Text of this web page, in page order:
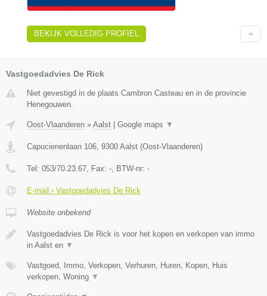
BEKIJK VOLLEDIG PROFIEL
Vastgoedadvies De Rick
Niet gevestigd in de plaats Cambron Casteau en in de provincie
Henegouwen.
Oost-Vlaanderen » Aalst Google maps ▼
Capucienenlaan 106 9300 Aalst (Oost-Vlaanderen)
Tel: 053/70.23.67 , Fax: - , BTW-nr: -
E-mail › Vastgoedadvies De Rick
Website onbekend
Vastgoedadvies De Rick is voor het kopen en verkopen van immo
in Aalst en ▼
Vastgoed, Immo, Verkopen, Verhuren, Huren, Kopen, Huis
verkopen, Woning ▼